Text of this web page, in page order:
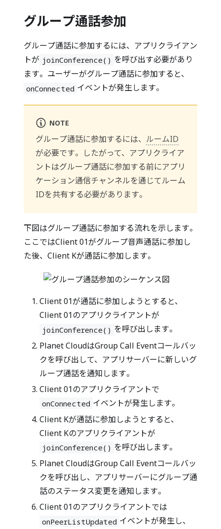
グループ通話参加
グループ通話に参加するには、アプリクライアン
トが joinConference() を呼び出す必要があり
ます。ユーザーがグループ通話に参加すると、
onConnected イベントが発生します。
NOTE
グループ通話に参加するには、 ルームID
が必要です。したがって、アプリクライア
ントはグループ通話に参加する前にアプリ
ケーション通信チャンネルを通じてルーム
IDを共有する必要があります。
下図はグループ通話に参加する流れを示します。
ここではClient 01がグループ音声通話に参加し
た後、Client Kが通話に参加します。
Client 01が通話に参加しようとすると、
Client 01のアプリクライアントが
joinConference() を呼び出します。
Planet CloudはGroup Call Eventコールバッ
クを呼び出して、アプリサーバーに新しいグ
ループ通話を通知します。
Client 01のアプリクライアントで
onConnected イベントが発生します。
Client Kが通話に参加しようとすると、
Client Kのアプリクライアントが
joinConference() を呼び出します。
Planet CloudはGroup Call Eventコールバッ
クを呼び出し、アプリサーバーにグループ通
話のステータス変更を通知します。
Client 01のアプリクライアントでは
onPeerListUpdated イベントが発生し、